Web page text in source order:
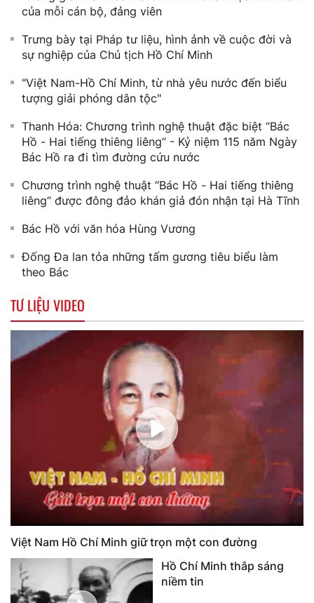
của mỗi cán bộ, đảng viên
Trưng bày tại Pháp tư liệu, hình ảnh về cuộc đời và
sự nghiệp của Chủ tịch Hồ Chí Minh
"Việt Nam-Hồ Chí Minh, từ nhà yêu nước đến biểu
tượng giải phóng dân tộc"
Thanh Hóa: Chương trình nghệ thuật đặc biệt “Bác
Hồ - Hai tiếng thiêng liêng” - Kỷ niệm 115 năm Ngày
Bác Hồ ra đi tìm đường cứu nước
Chương trình nghệ thuật “Bác Hồ - Hai tiếng thiêng
liêng” được đông đảo khán giả đón nhận tại Hà Tĩnh
Bác Hồ với văn hóa Hùng Vương
Đống Đa lan tỏa những tấm gương tiêu biểu làm
theo Bác
TƯ LIỆU VIDEO
Việt Nam Hồ Chí Minh giữ trọn một con đường
Hồ Chí Minh thắp sáng
niềm tin